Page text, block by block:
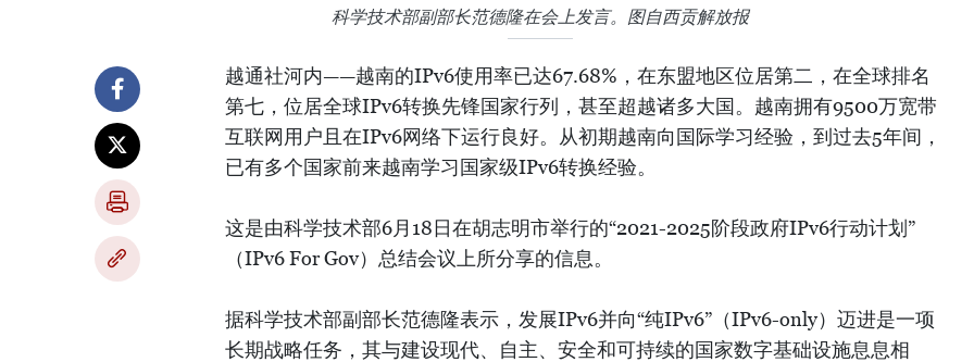
科学技术部副部长范德隆在会上发言。图自西贡解放报
越通社河内——越南的IPv6使用率已达67.68%，在东盟地区位居第二，在全球排名
第七，位居全球IPv6转换先锋国家行列，甚至超越诸多大国。越南拥有9500万宽带
互联网用户且在IPv6网络下运行良好。从初期越南向国际学习经验，到过去5年间，
已有多个国家前来越南学习国家级IPv6转换经验。
这是由科学技术部6月18日在胡志明市举行的“2021-2025阶段政府IPv6行动计划”
（IPv6 For Gov）总结会议上所分享的信息。
据科学技术部副部长范德隆表示，发展IPv6并向“纯IPv6”（IPv6-only）迈进是一项
长期战略任务，其与建设现代、自主、安全和可持续的国家数字基础设施息息相